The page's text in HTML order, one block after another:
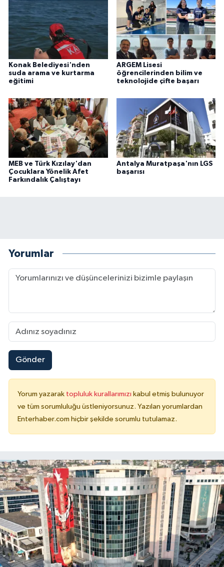
Konak Belediyesi'nden
suda arama ve kurtarma
eğitimi
ARGEM Lisesi
öğrencilerinden bilim ve
teknolojide çifte başarı
MEB ve Türk Kızılay'dan
Çocuklara Yönelik Afet
Farkındalık Çalıştayı
Antalya Muratpaşa'nın LGS
başarısı
Yorumlar
Gönder
Yorum yazarak topluluk kurallarımızı kabul etmiş bulunuyor
ve tüm sorumluluğu üstleniyorsunuz. Yazılan yorumlardan
Enterhaber.com hiçbir şekilde sorumlu tutulamaz.